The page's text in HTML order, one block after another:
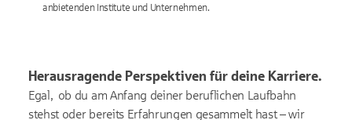
anbietenden Institute und Unternehmen.
Herausragende Perspektiven für deine Karriere.
Egal, ob du am Anfang deiner beruflichen Laufbahn
stehst oder bereits Erfahrungen gesammelt hast – wir